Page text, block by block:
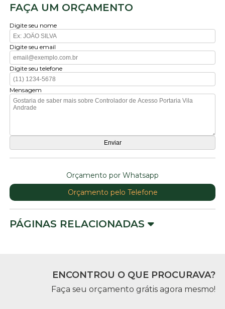
FAÇA UM ORÇAMENTO
Digite seu nome
Digite seu email
Digite seu telefone
Mensagem
Orçamento por Whatsapp
Orçamento pelo Telefone
PÁGINAS RELACIONADAS
ENCONTROU O QUE PROCURAVA?
Faça seu orçamento grátis agora mesmo!